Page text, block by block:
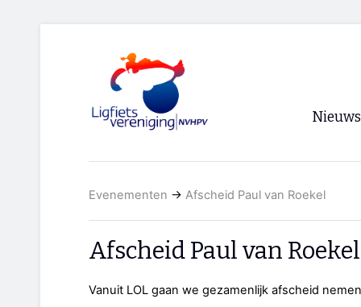
Nieuws
RSS
Evenementen → Afscheid Paul van Roekel
Afscheid Paul van Roekel
Vanuit LOL gaan we gezamenlijk afscheid